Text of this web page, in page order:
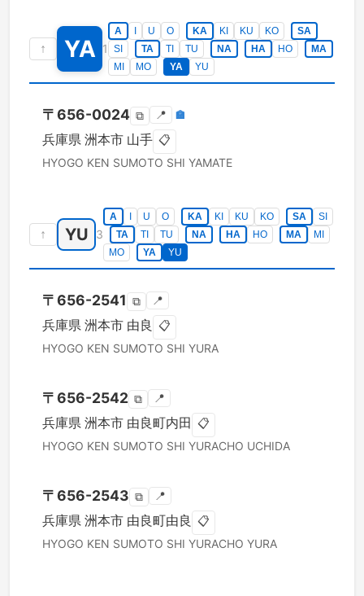
↑ YA 1
A U O KA KI KU KO
SA
SI
TA TI TU NA HA HO
MA
MI
MO YA YU
〒656-0024 ⧉ 📍 🏣
兵庫県 洲本市 山手 📋
HYOGO KEN SUMOTO SHI YAMATE
↑ YU 3
A U O KA KI KU KO SA
SI
TA
TI TU NA HA HO MA
MI
MO
YA YU
〒656-2541 ⧉ 📍
兵庫県 洲本市 由良 📋
HYOGO KEN SUMOTO SHI YURA
〒656-2542 ⧉ 📍
兵庫県 洲本市 由良町内田 📋
HYOGO KEN SUMOTO SHI YURACHO UCHIDA
〒656-2543 ⧉ 📍
兵庫県 洲本市 由良町由良 📋
HYOGO KEN SUMOTO SHI YURACHO YURA